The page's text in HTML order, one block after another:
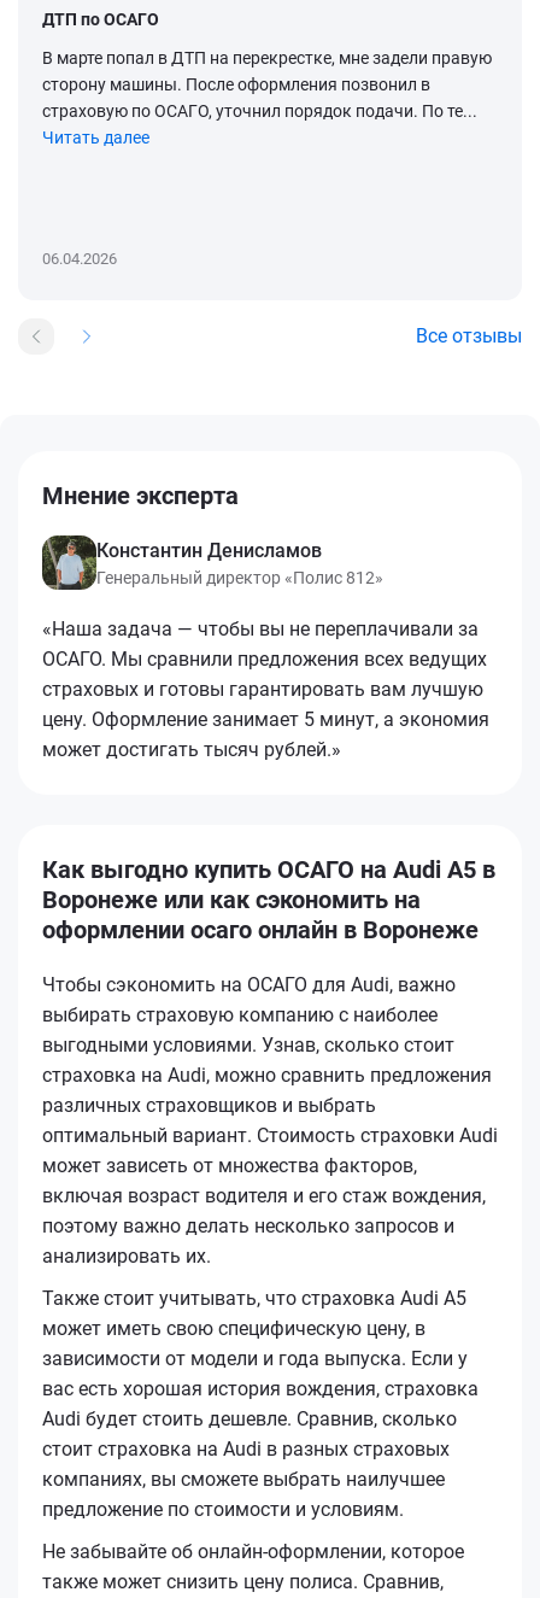
ДТП по ОСАГО
В марте попал в ДТП на перекрестке, мне задели правую
сторону машины. После оформления позвонил в
страховую по ОСАГО, уточнил порядок подачи. По те...
Читать далее
06.04.2026
Все отзывы
Мнение эксперта
Константин Денисламов
Генеральный директор «Полис 812»
«Наша задача — чтобы вы не переплачивали за
ОСАГО. Мы сравнили предложения всех ведущих
страховых и готовы гарантировать вам лучшую
цену. Оформление занимает 5 минут, а экономия
может достигать тысяч рублей.»
Как выгодно купить ОСАГО на Audi A5 в
Воронеже или как сэкономить на
оформлении осаго онлайн в Воронеже
Чтобы сэкономить на ОСАГО для Audi, важно
выбирать страховую компанию с наиболее
выгодными условиями. Узнав, сколько стоит
страховка на Audi, можно сравнить предложения
различных страховщиков и выбрать
оптимальный вариант. Стоимость страховки Audi
может зависеть от множества факторов,
включая возраст водителя и его стаж вождения,
поэтому важно делать несколько запросов и
анализировать их.
Также стоит учитывать, что страховка Audi A5
может иметь свою специфическую цену, в
зависимости от модели и года выпуска. Если у
вас есть хорошая история вождения, страховка
Audi будет стоить дешевле. Сравнив, сколько
стоит страховка на Audi в разных страховых
компаниях, вы сможете выбрать наилучшее
предложение по стоимости и условиям.
Не забывайте об онлайн-оформлении, которое
также может снизить цену полиса. Сравнив,